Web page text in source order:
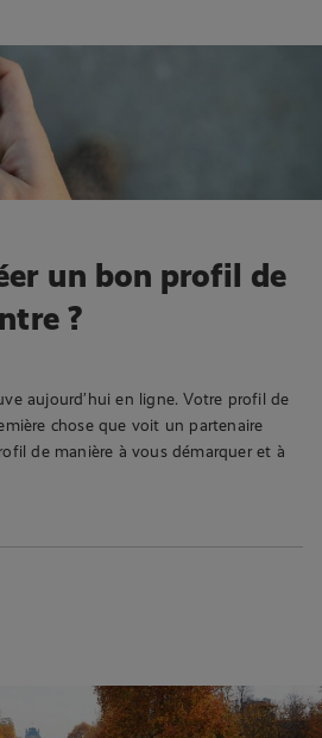
un bon profil de
?
aujourd’hui en ligne. Votre profil de
chose que voit un partenaire
de manière à vous démarquer et à